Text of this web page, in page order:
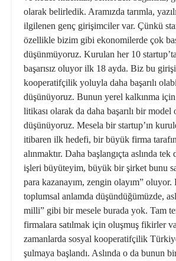
olarak belirledik. Aramızda tarımla,
ilgilenen genç gi­rişimciler var. Çünkü
özellikle bizim gibi ekonomilerde çok
düşünmüyoruz. Kurulan her 10
başarısız oluyor ilk 18 ayda. Biz bu
kooperatifçilik yoluyla daha başarılı
düşünüyoruz. Bu­nun yerel kalkınma
litikası olarak da daha başarılı bir mo­del
düşünüyoruz. Mesela bir startup’ın
itibaren ilk hedefi, bir büyük firma
alınmaktır. Daha başlangıçta aslın­da tek
işleri büyüteyim, büyük bir şirket bunu
para kazanayım, zengin olayım” olu­yor.
toplumsal anlamda dü­şündüğümüzde,
milli” gibi bir mesele burada yok. Tam
firmalara satılmak için oluşmuş fikirler
zamanlarda sosyal kooperatifçilik
şulmaya başlandı. Aslında o da bunun